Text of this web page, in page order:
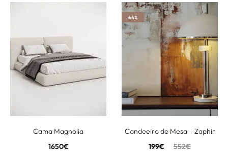
Cama Magnolia
1650€
64%
Candeeiro de Mesa – Zaphir
552€
199€